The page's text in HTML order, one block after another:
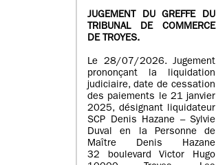
JUGEMENT DU GREFFE DU
TRIBUNAL DE COMMERCE
DE TROYES.
Le 28/07/2026. Jugement
prononçant la liquidation
judiciaire, date de cessation
des paiements le 21 janvier
2025, désignant liquidateur
SCP Denis Hazane – Sylvie
Duval en la Personne de
Maître Denis Hazane
32 boulevard Victor Hugo